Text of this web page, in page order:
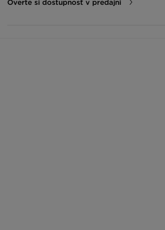
Overte si dostupnosť v predajni